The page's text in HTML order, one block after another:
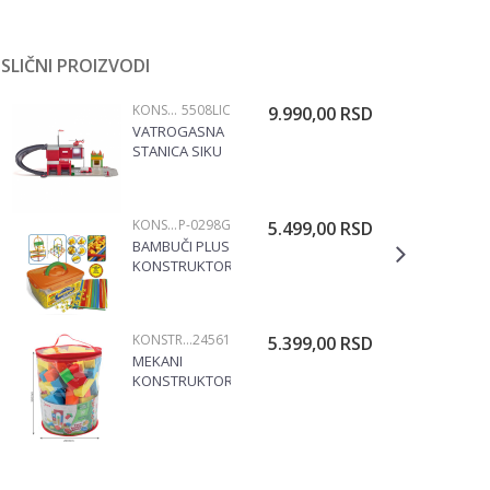
SLIČNI PROIZVODI
KONSTRUKTIVNE 5508LIC
VATROGASNA
STANICA SIKU
9.990,00 RSD
KONSTRUKTIVNEP-0298G
BAMBUČI PLUS
KONSTRUKTOR,
5.499,00 RSD
KONSTRUKTIVNE24561
MEKANI
KONSTRUKTOR
5.399,00 RSD